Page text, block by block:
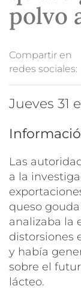
polvo
Compartir en
redes sociales:
jueves 31
Las
a la
queso
analizaba la
distorsiones
y había
sobre el
lácteo.